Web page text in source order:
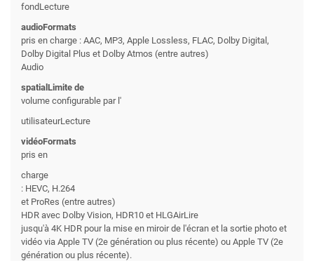
fondLecture
audioFormats
pris en charge : AAC, MP3, Apple Lossless, FLAC, Dolby Digital,
Dolby Digital Plus et Dolby Atmos (entre autres)
Audio
spatialLimite de
volume configurable par l'
utilisateurLecture
vidéoFormats
pris en
charge
: HEVC, H.264
et ProRes (entre autres)
HDR avec Dolby Vision, HDR10 et HLGAirLire
jusqu'à 4K HDR pour la mise en miroir de l'écran et la sortie photo et
vidéo via Apple TV (2e génération ou plus récente) ou Apple TV (2e
génération ou plus récente).